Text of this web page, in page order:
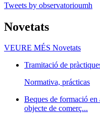
Tweets by observatorioumh
Novetats
VEURE MÉS Novetats
Tramitació de
Normativa, prácticas
Beques de formació en
objecte de comerç...